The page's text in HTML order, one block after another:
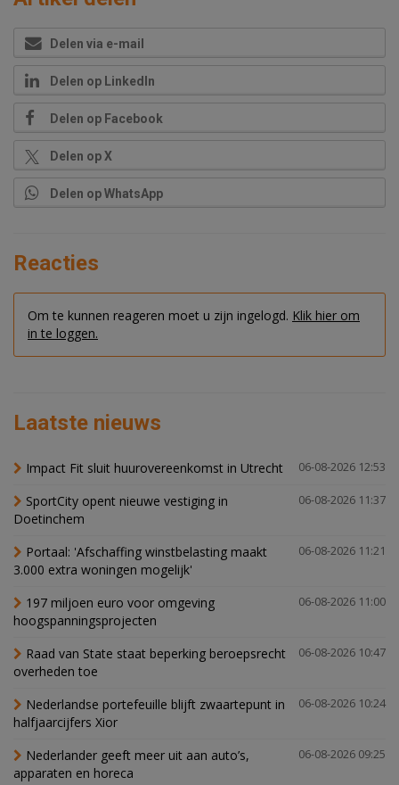
Delen via e-mail
Delen op LinkedIn
Delen op Facebook
Delen op X
Delen op WhatsApp
Reacties
Om te kunnen reageren moet u zijn ingelogd. Klik hier om
in te loggen.
Laatste nieuws
06-08-2026 12:53
Impact Fit sluit huurovereenkomst in Utrecht
06-08-2026 11:37
SportCity opent nieuwe vestiging in
Doetinchem
06-08-2026 11:21
Portaal: 'Afschaffing winstbelasting maakt
3.000 extra woningen mogelijk'
06-08-2026 11:00
197 miljoen euro voor omgeving
hoogspanningsprojecten
06-08-2026 10:47
Raad van State staat beperking beroepsrecht
overheden toe
06-08-2026 10:24
Nederlandse portefeuille blijft zwaartepunt in
halfjaarcijfers Xior
06-08-2026 09:25
Nederlander geeft meer uit aan auto’s,
apparaten en horeca